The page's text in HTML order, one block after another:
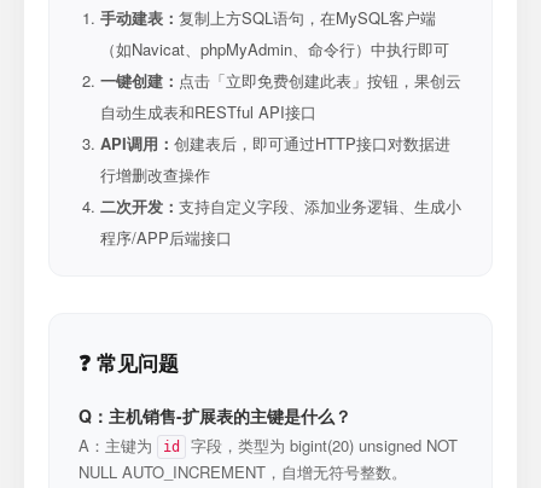
手动建表： 复制上方SQL语句，在MySQL客户端
（如Navicat、phpMyAdmin、命令行）中执行即可
一键创建： 点击「立即免费创建此表」按钮，果创云
自动生成表和RESTful API接口
API调用： 创建表后，即可通过HTTP接口对数据进
行增删改查操作
二次开发： 支持自定义字段、添加业务逻辑、生成小
程序/APP后端接口
❓ 常见问题
Q：主机销售-扩展表的主键是什么？
A：主键为 id
字段，类型为 bigint(20) unsigned NOT
NULL AUTO_INCREMENT，自增无符号整数。